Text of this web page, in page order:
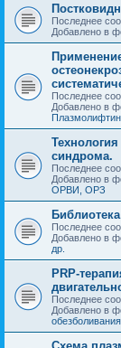
Последнее
Добавлено в
Последнее
Добавлено в
синдрома.
Последнее
Добавлено в
ОРВИ, ОРЗ
Последнее
Добавлено в
др.
PRP-
Последнее
Добавлено в
Схема